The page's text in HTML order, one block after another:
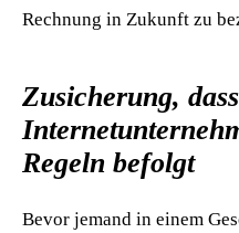
Rechnung in Zukunft zu
Zusicherung,
Regeln befolgt
Bevor jemand in einem